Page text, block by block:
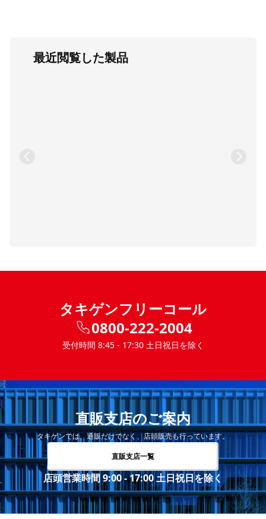
最近閲覧した製品
タキゲンフリーコール
0800-222-2004
受付時間 8:45 - 17:30 土日祝日を除く
直販支店のご案内
タキゲンでは、通販だけでなく、店頭販売も行っています。
直販支店一覧
店頭営業時間 9:00 - 17:00 土日祝日を除く